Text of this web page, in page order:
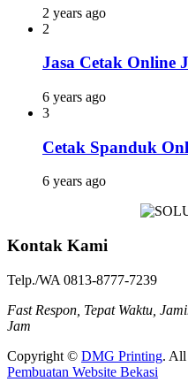
2 years ago
2
Jasa Cetak Online
6 years ago
3
Cetak Spanduk
6 years ago
Kontak Kami
Telp./WA 0813-8777-7239
Fast Respon, Tepat Waktu,
Jam
Copyright © DMG Printing. All
Pembuatan Website Bekasi